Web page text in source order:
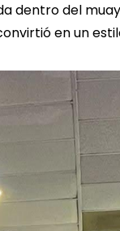
dentro del
en un